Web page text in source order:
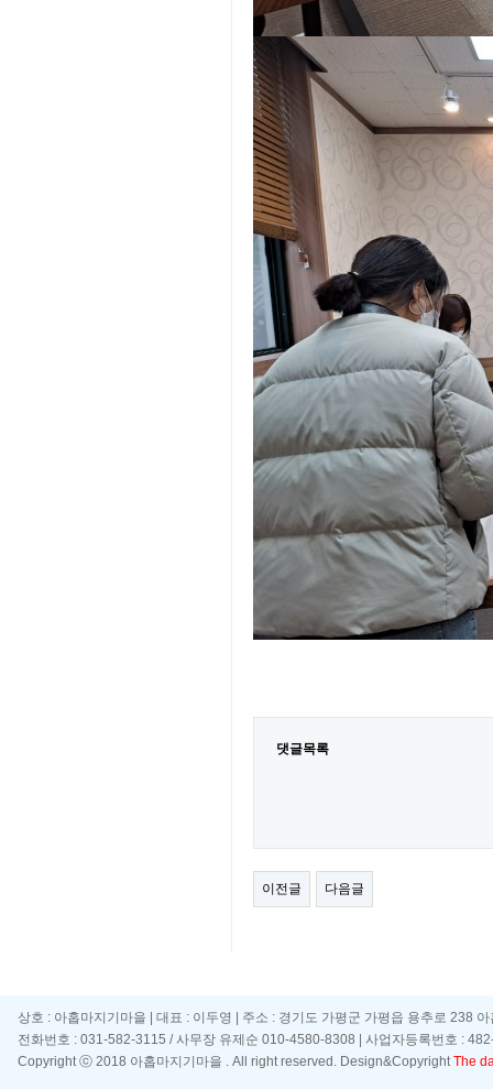
댓글목록
이전글 다음글
상호 : 아홉마지기마을 | 대표 : 이두영 | 주소 : 경기도 가평군 가평읍 용추로 238
전화번호 : 031-582-3115 / 사무장 유제순 010-4580-8308 | 사업자등록번호 :
Copyright ⓒ 2018 아홉마지기마을 . All right reserved. Design&CopyrightThe